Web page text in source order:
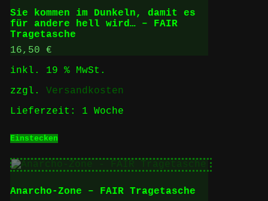
Sie kommen im Dunkeln, damit es
für andere hell wird… – FAIR
Tragetasche
16,50 €
inkl. 19 % MwSt.
zzgl. Versandkosten
Lieferzeit: 1 Woche
Einstecken
Anarcho-Zone – FAIR Tragetasche